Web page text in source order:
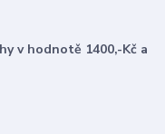
v hodnotě 1400,-Kč a